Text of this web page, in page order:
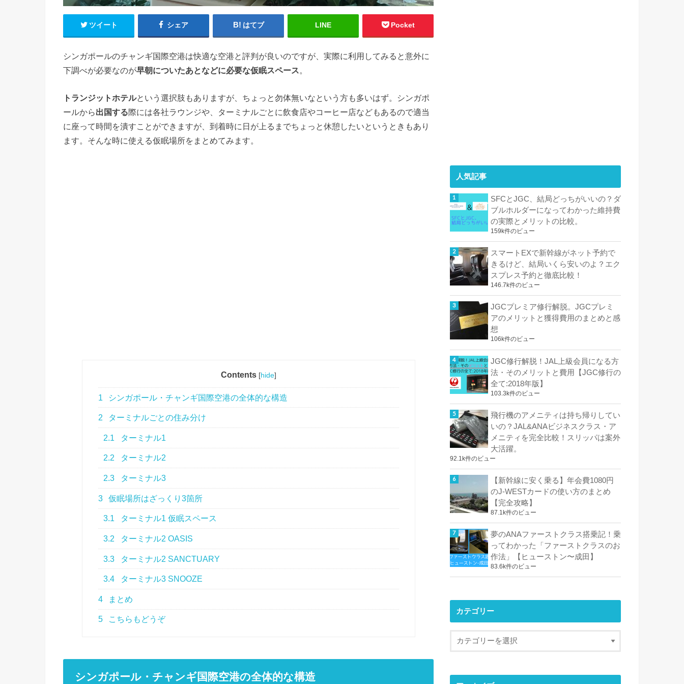
ツイート シェア はてブ LINE Pocket
シンガポールのチャンギ国際空港は快適な空港と評判が良いのですが、実際に利用してみると意外に
下調べが必要なのが早朝についたあとなどに必要な仮眠スペース。
トランジットホテルという選択肢もありますが、ちょっと勿体無いなという方も多いはず。シンガポ
ールから出国する際には各社ラウンジや、ターミナルごとに飲食店やコーヒー店などもあるので適当
に座って時間を潰すことができますが、到着時に日が上るまでちょっと休憩したいというときもあり
ます。そんな時に使える仮眠場所をまとめてみます。
Contents [hide]
1 シンガポール・チャンギ国際空港の全体的な構造
2 ターミナルごとの住み分け
2.1 ターミナル1
2.2 ターミナル2
2.3 ターミナル3
3 仮眠場所はざっくり3箇所
3.1 ターミナル1 仮眠スペース
3.2 ターミナル2 OASIS
3.3 ターミナル2 SANCTUARY
3.4 ターミナル3 SNOOZE
4 まとめ
5 こちらもどうぞ
シンガポール・チャンギ国際空港の全体的な構造
人気記事
SFCとJGC、結局どっちがいいの？ダ
ブルホルダーになってわかった維持費
の実際とメリットの比較。
159k件のビュー
スマートEXで新幹線がネット予約で
きるけど、結局いくら安いのよ？エク
スプレス予約と徹底比較！
146.7k件のビュー
JGCプレミア修行解脱。JGCプレミ
アのメリットと獲得費用のまとめと感
想
106k件のビュー
JGC修行解脱！JAL上級会員になる方
法・そのメリットと費用【JGC修行の
全て:2018年版】
103.3k件のビュー
飛行機のアメニティは持ち帰りしてい
いの？JAL&ANAビジネスクラス・ア
メニティを完全比較！スリッパは案外
大活躍。
92.1k件のビュー
【新幹線に安く乗る】年会費1080円
のJ-WESTカードの使い方のまとめ
【完全攻略】
87.1k件のビュー
夢のANAファーストクラス搭乗記！乗
ってわかった「ファーストクラスのお
作法」【ヒューストン〜成田】
83.6k件のビュー
カテゴリー